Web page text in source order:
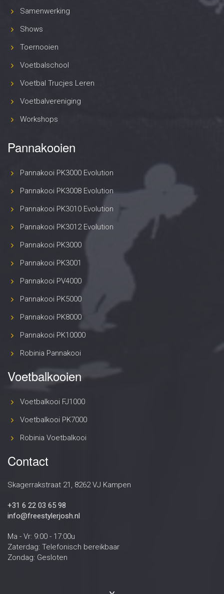
Samenwerking
Shows
Toernooien
Voetbalschool
Voetbal Trucjes Leren
Voetbalvereniging
Workshops
Pannakooien
Pannakooi PK3000 Evolution
Pannakooi PK3008 Evolution
Pannakooi PK3010 Evolution
Pannakooi PK3012 Evolution
Pannakooi PK3000
Pannakooi PK3001
Pannakooi PV4000
Pannakooi PK5000
Pannakooi PK8000
Pannakooi PK10000
Robinia Pannakooi
Voetbalkooien
Voetbalkooi FJ1000
Voetbalkooi PK7000
Robinia Voetbalkooi
Contact
Skagerrakstraat 21, 8262 VJ Kampen
+31 6 22 03 65 98
info@freestylerjosh.nl
Ma - Vr: 9:00 - 17:00u
Zaterdag: Telefonisch bereikbaar
Zondag: Gesloten